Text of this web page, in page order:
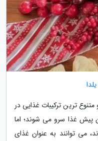
ترین ترکیبات غذایی در
پیش غذا سرو می شوند؛ اما
می توانند به عنوان غذای